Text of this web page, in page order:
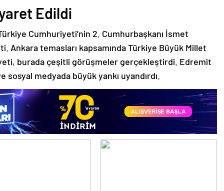
Edildi
Cumhuriyeti’nin 2. Cumhurbaşkanı İsmet
Ankara temasları kapsamında Türkiye Büyük Millet
burada çeşitli görüşmeler gerçekleştirdi. Edremit
medyada büyük yankı uyandırdı.